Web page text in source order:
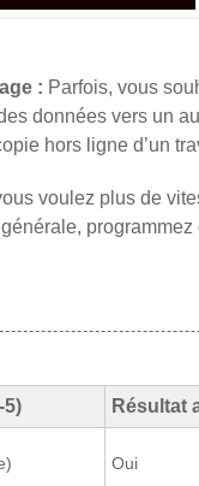
: Parfois, vous
données vers un
hors ligne d’un
voulez plus de
5) Résultat
Oui